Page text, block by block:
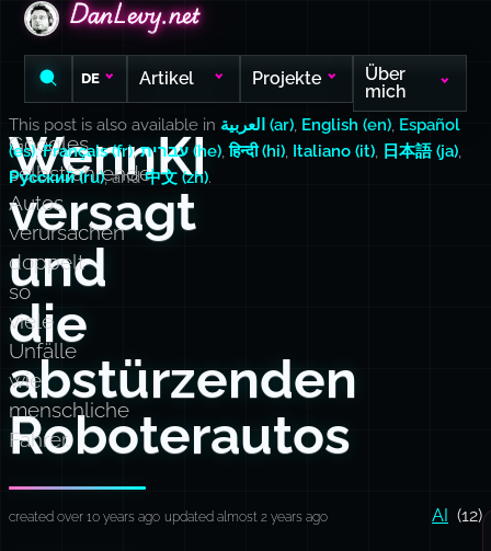
DanLevy.net
DanLevy.net
DanLevy.net
DE Artikel Projekte
Über
mich
WennKI
versagt
und
die
abstürzenden
Roboterautos
Googles
selbstfahrende
Autos
verursachen
doppelt
so
viele
Unfälle
wie
menschliche
Fahrer.
This post is also available in العربية (ar), English (en), Español
(es),Français (fr), עברית (he),हिन्दी (hi), Italiano (it), 日本語 (ja),
Русский (ru), and中文 (zh).
created over 10 years ago updated almost 2 years ago AI (12)